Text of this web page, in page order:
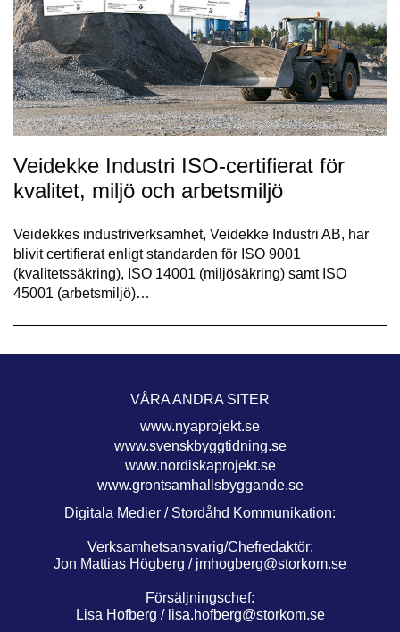
Veidekke Industri ISO-certifierat för
kvalitet, miljö och arbetsmiljö
Veidekkes industriverksamhet, Veidekke Industri AB, har
blivit certifierat enligt standarden för ISO 9001
(kvalitetssäkring), ISO 14001 (miljösäkring) samt ISO
45001 (arbetsmiljö)…
VÅRA ANDRA SITER
www.nyaprojekt.se
www.svenskbyggtidning.se
www.nordiskaprojekt.se
www.grontsamhallsbyggande.se
Digitala Medier / Stordåhd Kommunikation:
Verksamhetsansvarig/Chefredaktör:
Jon Mattias Högberg / jmhogberg@storkom.se
Försäljningschef:
Lisa Hofberg / lisa.hofberg@storkom.se